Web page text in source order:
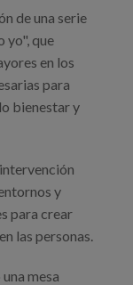
de una serie
yo", que
en los
para
bienestar y
y
para crear
las personas.
mesa